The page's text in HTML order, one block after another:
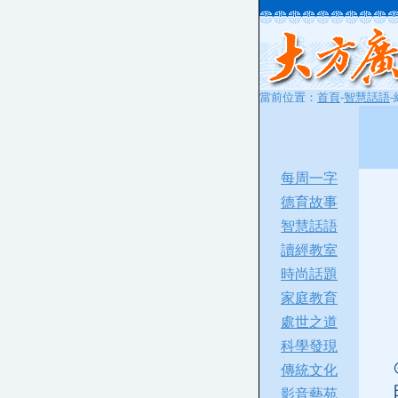
當前位置： 首頁-智慧話語-
每周一字
德育故事
智慧話語
讀經教室
時尚話題
家庭教育
處世之道
科學發現
傳統文化
影音藝苑